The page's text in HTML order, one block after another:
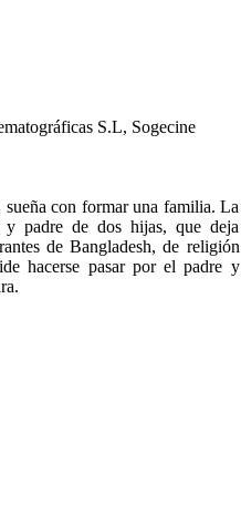
S.L, Sogecine
con formar una familia. La
padre de dos hijas, que deja
de Bangladesh, de religión
hacerse pasar por el padre y